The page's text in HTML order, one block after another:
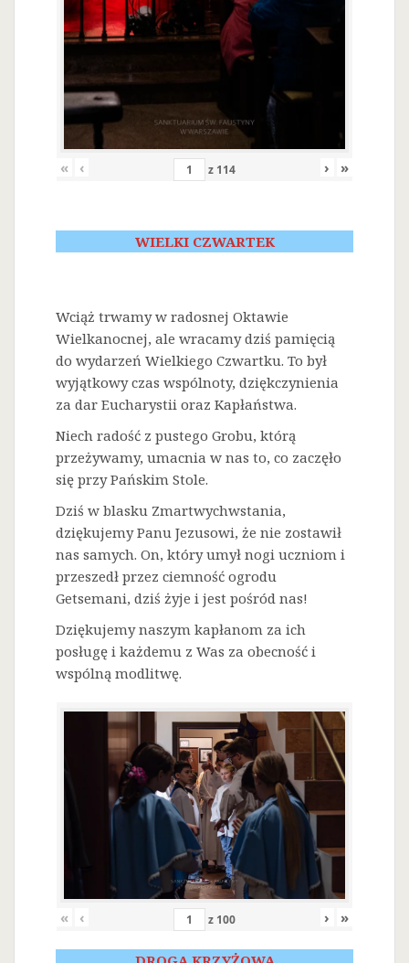
« ‹ z 114 › »
WIELKI CZWARTEK
Wciąż trwamy w radosnej Oktawie
Wielkanocnej, ale wracamy dziś pamięcią
do wydarzeń Wielkiego Czwartku. To był
wyjątkowy czas wspólnoty, dziękczynienia
za dar Eucharystii oraz Kapłaństwa.
Niech radość z pustego Grobu, którą
przeżywamy, umacnia w nas to, co zaczęło
się przy Pańskim Stole.
Dziś w blasku Zmartwychwstania,
dziękujemy Panu Jezusowi, że nie zostawił
nas samych. On, który umył nogi uczniom i
przeszedł przez ciemność ogrodu
Getsemani, dziś żyje i jest pośród nas!
Dziękujemy naszym kapłanom za ich
posługę i każdemu z Was za obecność i
wspólną modlitwę.
« ‹ z 100 › »